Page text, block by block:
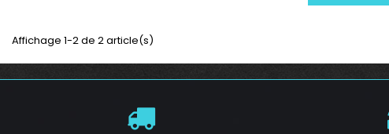
Affichage 1-2 de 2 article(s)